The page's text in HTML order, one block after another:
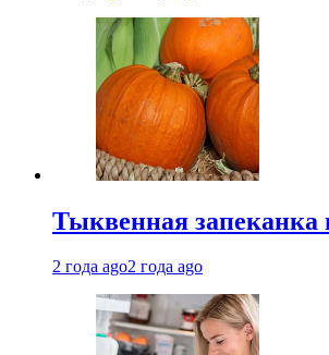
Тыквенная запеканка
2 года ago2 года ago